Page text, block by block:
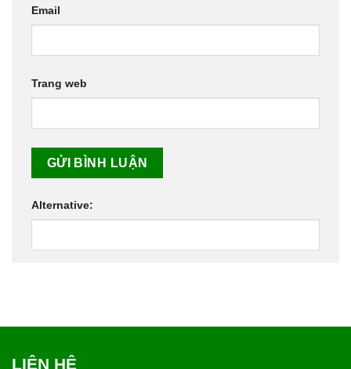
Email
Trang web
Alternative:
LIÊN HỆ